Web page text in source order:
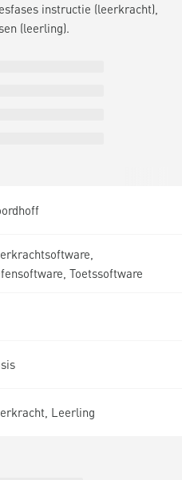
instructie (leerkracht),
(leerling).
Toetssoftware
Leerling